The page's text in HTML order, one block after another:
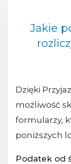
Jakie
Dzięki
możliwość
formularzy,
poniższych
Podatek od